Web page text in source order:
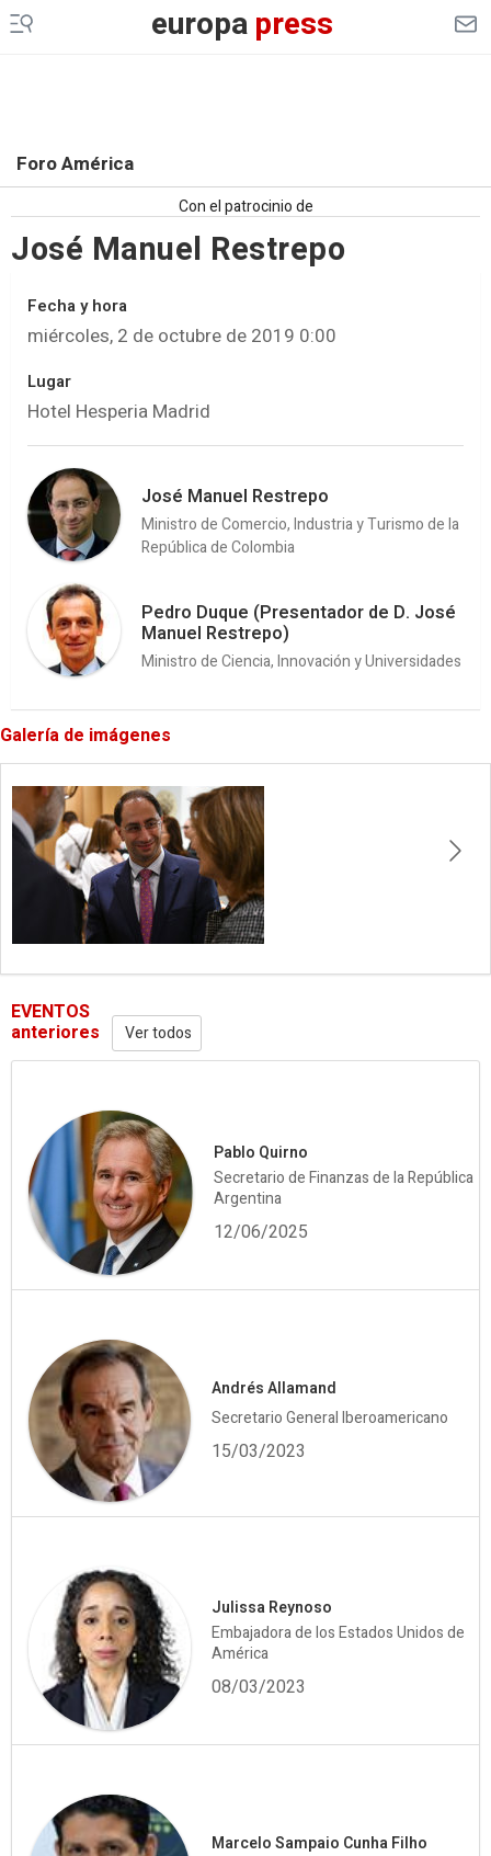
europapress
Foro América
Con el patrocinio de
José Manuel Restrepo
Fecha y hora
miércoles, 2 de octubre de 2019 0:00
Lugar
Hotel Hesperia Madrid
José Manuel Restrepo
Ministro de Comercio, Industria y Turismo de la
República de Colombia
Pedro Duque (Presentador de D. José
Manuel Restrepo)
Ministro de Ciencia, Innovación y Universidades
Galería de imágenes
EVENTOS
anteriores Ver todos
Pablo Quirno
Secretario de Finanzas de la República
Argentina
12/06/2025
Andrés Allamand
Secretario General Iberoamericano
15/03/2023
Julissa Reynoso
Embajadora de los Estados Unidos de
América
08/03/2023
Marcelo Sampaio Cunha Filho